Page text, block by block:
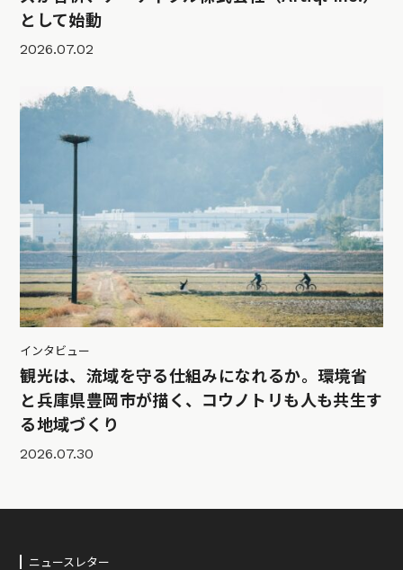
として始動
2026.07.02
インタビュー
観光は、流域を守る仕組みになれるか。環境省
と兵庫県豊岡市が描く、コウノトリも人も共生す
る地域づくり
2026.07.30
ニュースレター